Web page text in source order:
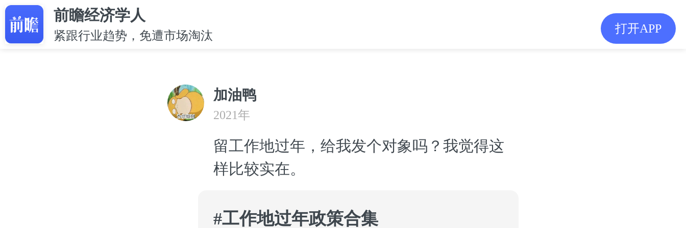
前瞻经济学人
紧跟行业趋势，免遭市场淘汰
打开APP
加油鸭
2021年
留工作地过年，给我发个对象吗？我觉得这
样比较实在。
#工作地过年政策合集